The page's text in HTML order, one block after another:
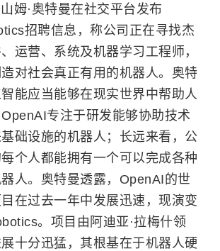
姆·奥特曼在社交平台发布
招聘信息，称公司正在寻找杰
运营、系统及机器学习工程师，
对社会真正有用的机器人。奥特
能应当能够在现实世界中帮助人
专注于研发能够协助技术
础设施的机器人；长远来看，公
个人都能拥有一个可以完成各种
人。奥特曼透露， OpenAI 的世
在过去一年中发展迅速，现演变
。项目由阿迪亚·拉梅什领
十分迅猛，其根基在于机器人硬